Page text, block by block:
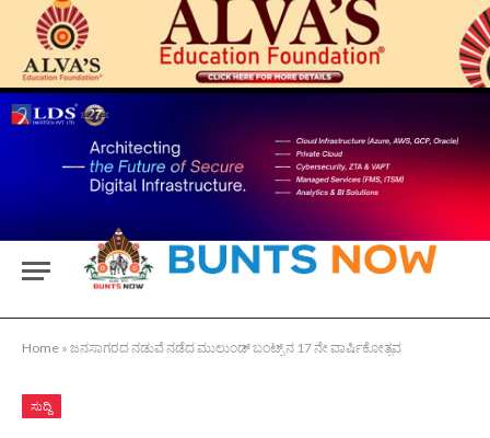
Home » ಜನಸಾಗರದ ನಡುವೆ ನಡೆದ ಮುಲುಂಡ್ ಬಂಟ್ಸ್ ನ 17 ನೇ ವಾರ್ಷಿಕೋತ್ಸವ
ಸುದ್ದಿ